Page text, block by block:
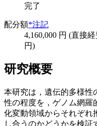
完了
配分額*注記
4,160,000 円 (直接
円)
研究概要
本研究は，遺伝的多様性
性の程度を，ゲノム網
化変動領域からそれぞれ
し合うのかどうかを検